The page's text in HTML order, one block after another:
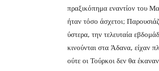
πραξικόπημα εναντίον του
ήταν τόσο άσχετοι;
ύστερα, την τελευταία
κινούνται στα Άδανα, είχαν
ούτε οι Τούρκοι δεν θα